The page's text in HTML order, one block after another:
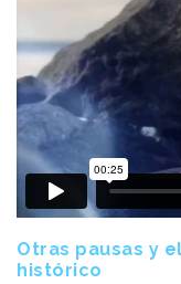
Otras pausas y
histórico